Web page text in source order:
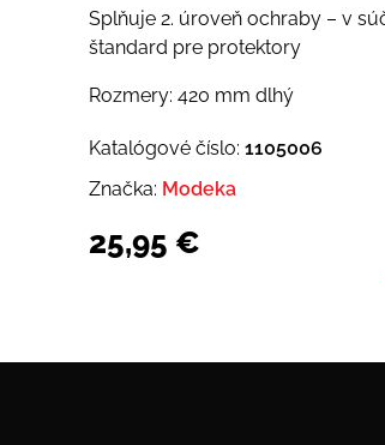
Splňuje 2. úroveň ochraby – v
štandard pre protektory
Rozmery: 420 mm dlhý
Katalógové číslo: 1105006
Značka: Modeka
25,95 €